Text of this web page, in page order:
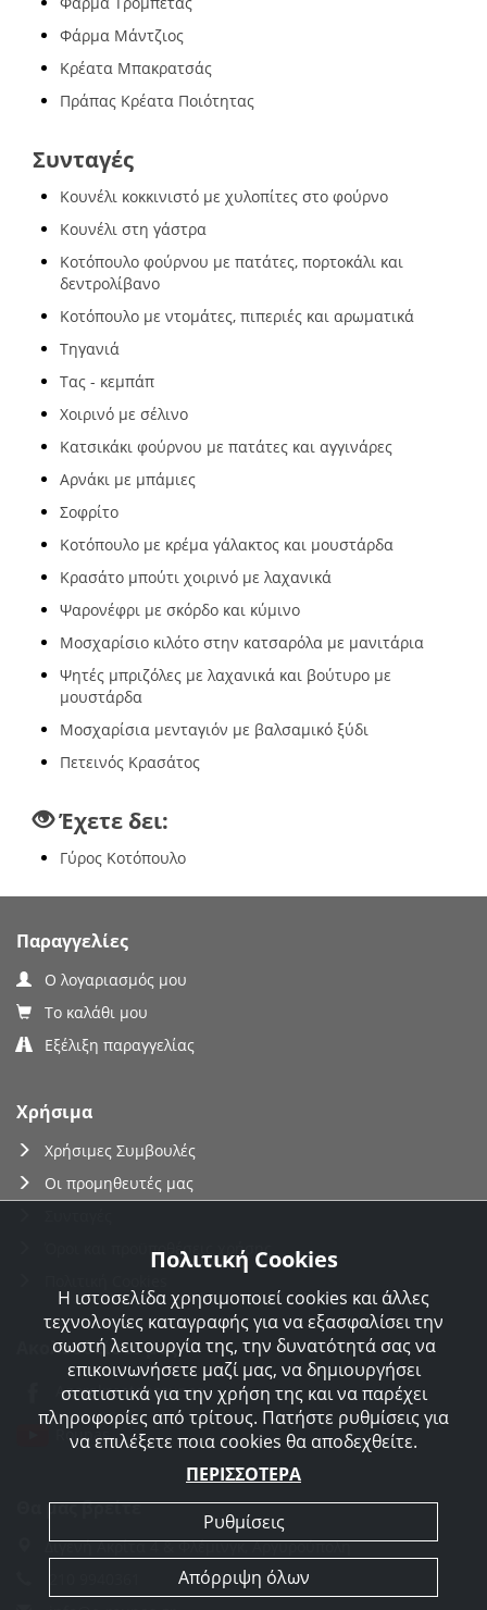
Φάρμα Μάντζιος
Κρέατα Μπακρατσάς
Πράπας Κρέατα Ποιότητας
Συνταγές
Κουνέλι κοκκινιστό με χυλοπίτες στο φούρνο
Κουνέλι στη γάστρα
Κοτόπουλο φούρνου με πατάτες, πορτοκάλι και
δεντρολίβανο
Κοτόπουλο με ντομάτες, πιπεριές και αρωματικά
Τηγανιά
Τας - κεμπάπ
Χοιρινό με σέλινο
Κατσικάκι φούρνου με πατάτες και αγγινάρες
Αρνάκι με μπάμιες
Σοφρίτο
Κοτόπουλο με κρέμα γάλακτος και μουστάρδα
Κρασάτο μπούτι χοιρινό με λαχανικά
Ψαρονέφρι με σκόρδο και κύμινο
Μοσχαρίσιο κιλότο στην κατσαρόλα με μανιτάρια
Ψητές μπριζόλες με λαχανικά και βούτυρο με
μουστάρδα
Μοσχαρίσια μενταγιόν με βαλσαμικό ξύδι
Πετεινός Κρασάτος
Έχετε δει:
Γύρος Κοτόπουλο
Παραγγελίες
Ο λογαριασμός μου
Το καλάθι μου
Εξέλιξη παραγγελίας
Χρήσιμα
Χρήσιμες Συμβουλές
Οι προμηθευτές μας
Όροι και προϋποθέσεις χρήσης
Ακολουθείστε μας
Agorakreatonroupas
Roupas
Θα μας βρείτε
Διγενή Ακρίτα 4 & Φλέμινγκ, Αργυρούπολη
Πολιτική Cookies
Η ιστοσελίδα χρησιμοποιεί cookies και άλλες
τεχνολογίες καταγραφής για να εξασφαλίσει την
σωστή λειτουργία της, την δυνατότητά σας να
επικοινωνήσετε μαζί μας, να δημιουργήσει
στατιστικά για την χρήση της και να παρέχει
πληροφορίες από τρίτους. Πατήστε ρυθμίσεις για
να επιλέξετε ποια cookies θα αποδεχθείτε.
ΠΕΡΙΣΣΟΤΕΡΑ
Ρυθμίσεις
Απόρριψη όλων